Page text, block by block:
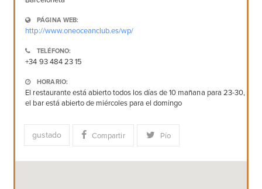
PÁGINA WEB:
http://www.oneoceanclub.es/wp/
TELÉFONO:
+34 93 484 23 15
HORARIO:
El restaurante está abierto todos los días de 10 mañana para 23-30,
el bar está abierto de miércoles para el domingo
gustado Compartir Pío